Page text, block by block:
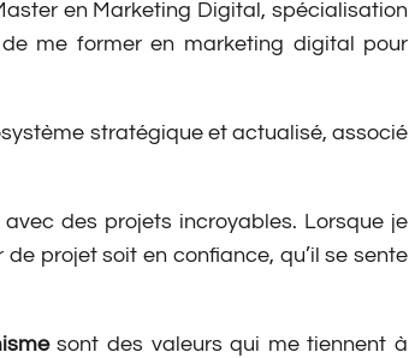
en Marketing Digital, spécialisation
me former en marketing digital pour
stratégique et actualisé, associé
des projets incroyables. Lorsque je
projet soit en confiance, qu’il se sente
sont des valeurs qui me tiennent à